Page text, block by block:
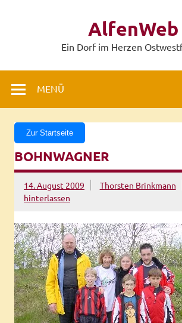
AlfenWeb
Ein Dorf im Herzen
MENÜ
Zur Startseite
BOHNWAGNER
14. August 2009 Thorsten Brinkmann
hinterlassen